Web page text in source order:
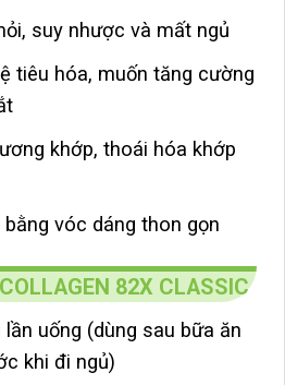
suy nhược và mất ngủ
tiêu hóa, muốn tăng cường
khớp, thoái hóa khớp
vóc dáng thon gọn
82X CLASSIC
uống (dùng sau bữa ăn
khi đi ngủ)